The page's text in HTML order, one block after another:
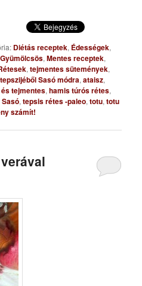
Diétás receptek, Édességek,
Gyümölcsös,Mentes receptek,
,tejmentes sütemények,
Sasó módra,ataisz,
tejmentes,hamis túrós rétes,
Sasó,tepsis rétes -paleo,totu,totu
számít!